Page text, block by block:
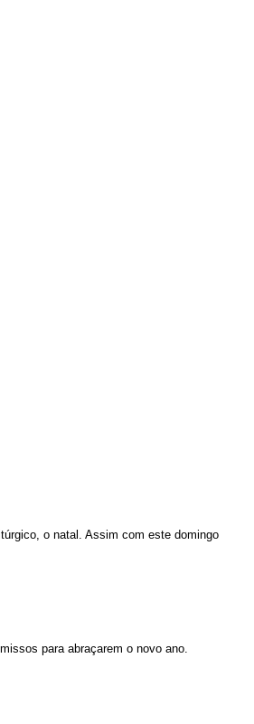
o natal. Assim com este domingo
para abraçarem o novo ano.